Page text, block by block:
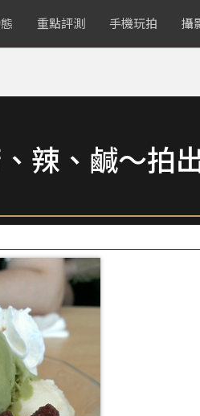
重點評測 手機玩拍 攝
辣、鹹～拍